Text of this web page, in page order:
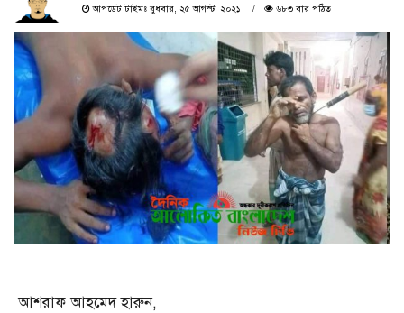
আপডেট টাইমঃ বুধবার, ২৫ আগস্ট, ২০২১
৬৮৩ বার পঠিত
আশরাফ আহমেদ হারুন,